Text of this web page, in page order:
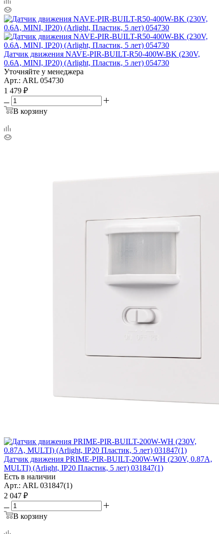
Датчик движения NAVE-PIR-BUILT-R50-400W-BK (230V,
0.6A, MINI, IP20) (Arlight, Пластик, 5 лет) 054730
Уточняйте у менеджера
Арт.: ARL 054730
1 479 ₽
В корзину
Датчик движения PRIME-PIR-BUILT-200W-WH (230V, 0.87A,
MULTI) (Arlight, IP20 Пластик, 5 лет) 031847(1)
Есть в наличии
Арт.: ARL 031847(1)
2 047 ₽
В корзину